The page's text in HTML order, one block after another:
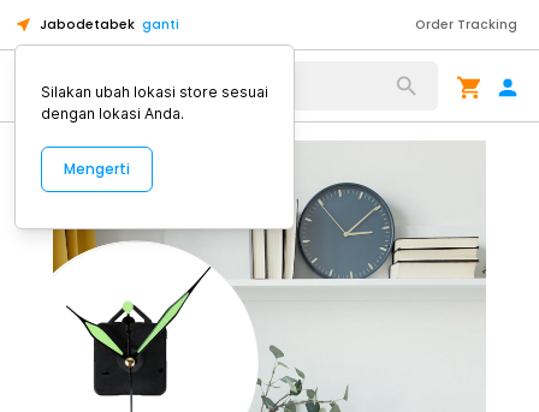
Jabodetabek ganti Order Tracking
Alat Kopi
Silakan ubah lokasi store sesuai
dengan lokasi Anda.
Mengerti